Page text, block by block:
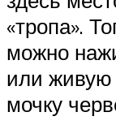
«тропа».
можно
или живую
мочку